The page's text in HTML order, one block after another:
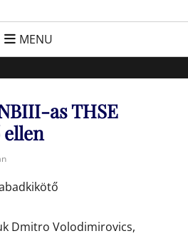
FC Hatvan
sportért!
MENU
as THSE
ellen
Dmitro Volodimirovics,